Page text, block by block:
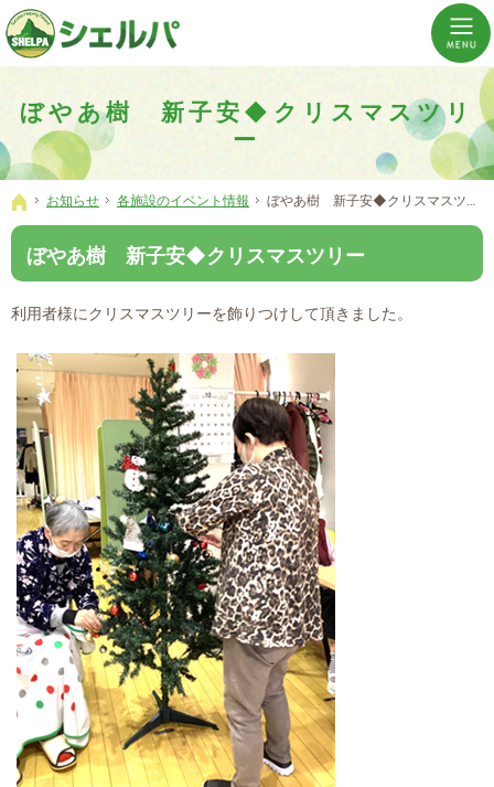
ぼやあ樹 新子安◆クリスマスツリ
ー
介護の「通い・泊まり・訪問」から必要なものだけをご提供。介護のことならシェルパへ。
横浜市神奈川区 事業所数No,1の小規模多機能型居宅介護ぼやあ樹
ホーム
お知らせ 各施設のイベント情報 ぼやあ樹 新子安◆クリスマスツリー
ぼやあ樹 新子安◆クリスマスツリー
利用者様にクリスマスツリーを飾りつけして頂きました。